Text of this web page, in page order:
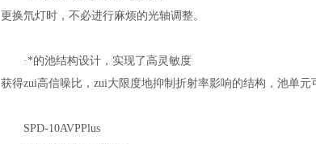
更换氘灯时，不必进行麻烦的光轴调整。
·*的池结构设计，实现了高灵敏度
获得zui高信噪比，zui大限度地抑制折射率影响的结构，池单元
SPD-10AVPPlus